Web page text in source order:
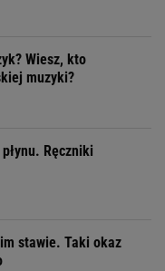
Wiesz, kto
muzyki?
Ręczniki
stawie. Taki okaz